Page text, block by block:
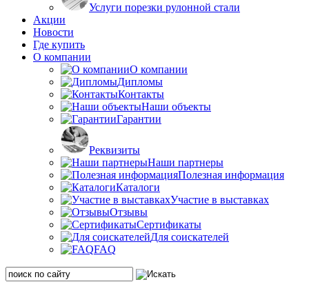
Услуги порезки рулонной стали
Акции
Новости
Где купить
О компании
О компании
Дипломы
Контакты
Наши объекты
Гарантии
Реквизиты
Наши партнеры
Полезная информация
Каталоги
Участие в выставках
Отзывы
Сертификаты
Для соискателей
FAQ